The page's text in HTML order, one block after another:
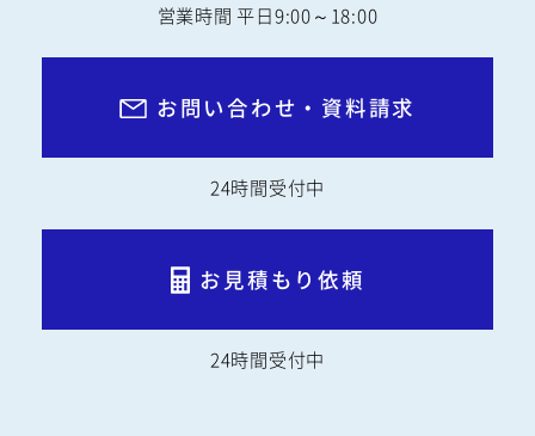
営業時間 平日9:00～18:00
お問い合わせ・資料請求
24時間受付中
お見積もり依頼
24時間受付中